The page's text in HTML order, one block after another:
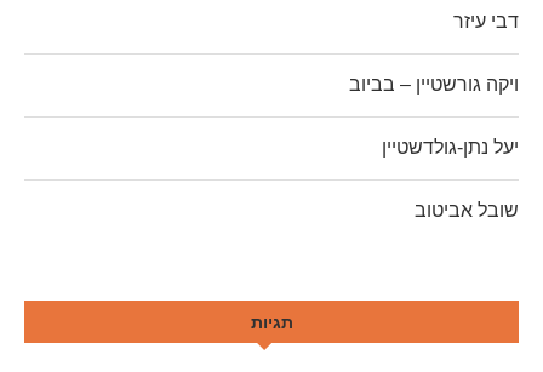
דבי עיזר
ויקה גורשטיין – בביוב
יעל נתן-גולדשטיין
שובל אביטוב
תגיות